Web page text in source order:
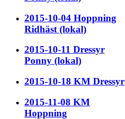
2015-10-04 Hoppning
Ridhäst (lokal)
2015-10-11 Dressyr
Ponny (lokal)
2015-10-18 KM Dressyr
2015-11-08 KM
Hoppning